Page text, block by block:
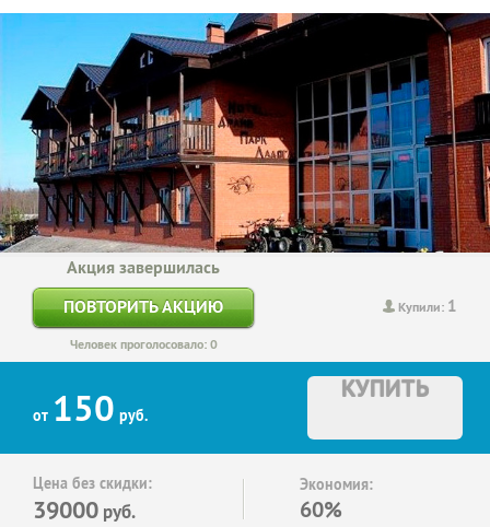
Купили: 1
Акция завершилась
ПОВТОРИТЬ АКЦИЮ
Человек проголосовало: 0
от 150 руб.
КУПИТЬ
Цена без скидки:
39000 руб.
Экономия:
60%